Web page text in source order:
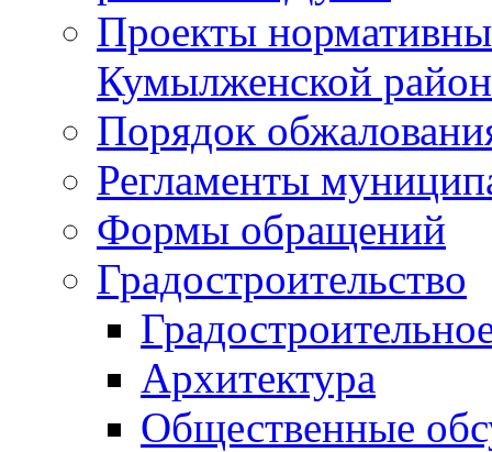
Проекты
Кумылженской
Порядок
Регламенты
Формы обращений
Градостроительство
Архитектура
Общественные